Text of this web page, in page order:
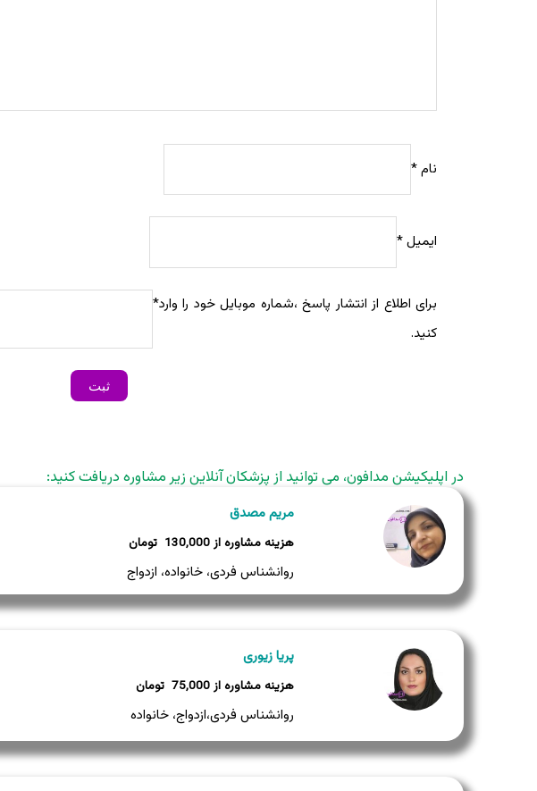
نام*
ایمیل*
برای اطلاع از انتشار پاسخ ،شماره موبایل خود را وارد
کنید.
*
در اپلیکیشن مدافون، می توانید از پزشکان آنلاین زیر مشاوره دریافت کنید:
مریم مصدق
130,000
روانشناس فردی، خانواده، ازدواج
پریا زیوری
75,000
روانشناس فردی،ازدواج، خانواده